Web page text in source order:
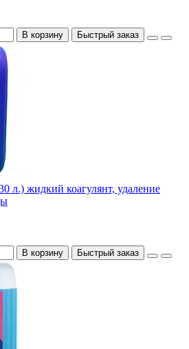
В корзину Быстрый заказ
жидкий коагулянт, удаление
В корзину Быстрый заказ